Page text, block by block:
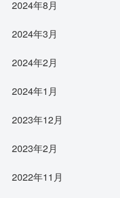
2024年8月
2024年3月
2024年2月
2024年1月
2023年12月
2023年2月
2022年11月